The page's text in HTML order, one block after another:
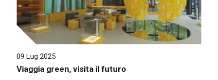
09 Lug 2025
Viaggia green, visita il futuro